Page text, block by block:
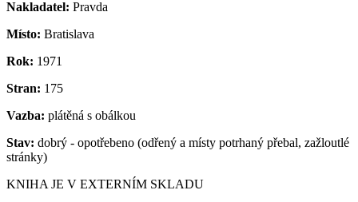
Nakladatel: Pravda
Místo: Bratislava
Rok: 1971
Stran: 175
Vazba: plátěná s obálkou
Stav: dobrý - opotřebeno (odřený a místy potrhaný přebal, zažloutlé
stránky)
KNIHA JE V EXTERNÍM SKLADU